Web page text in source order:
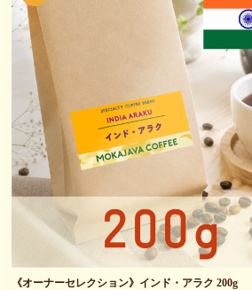
《オーナーセレクション》インド・アラク 200g